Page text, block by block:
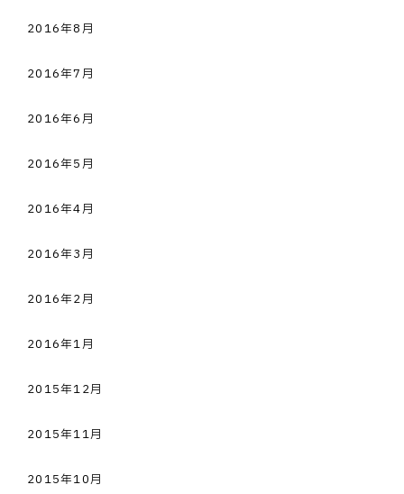
2016年8月
2016年7月
2016年6月
2016年5月
2016年4月
2016年3月
2016年2月
2016年1月
2015年12月
2015年11月
2015年10月